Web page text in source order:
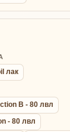
лак
B - 80 лвл
- 80 лвл